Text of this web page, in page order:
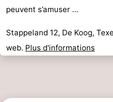
peuvent s’amuser ...
Stappeland 12, De Koog,
web. Plus d'informations